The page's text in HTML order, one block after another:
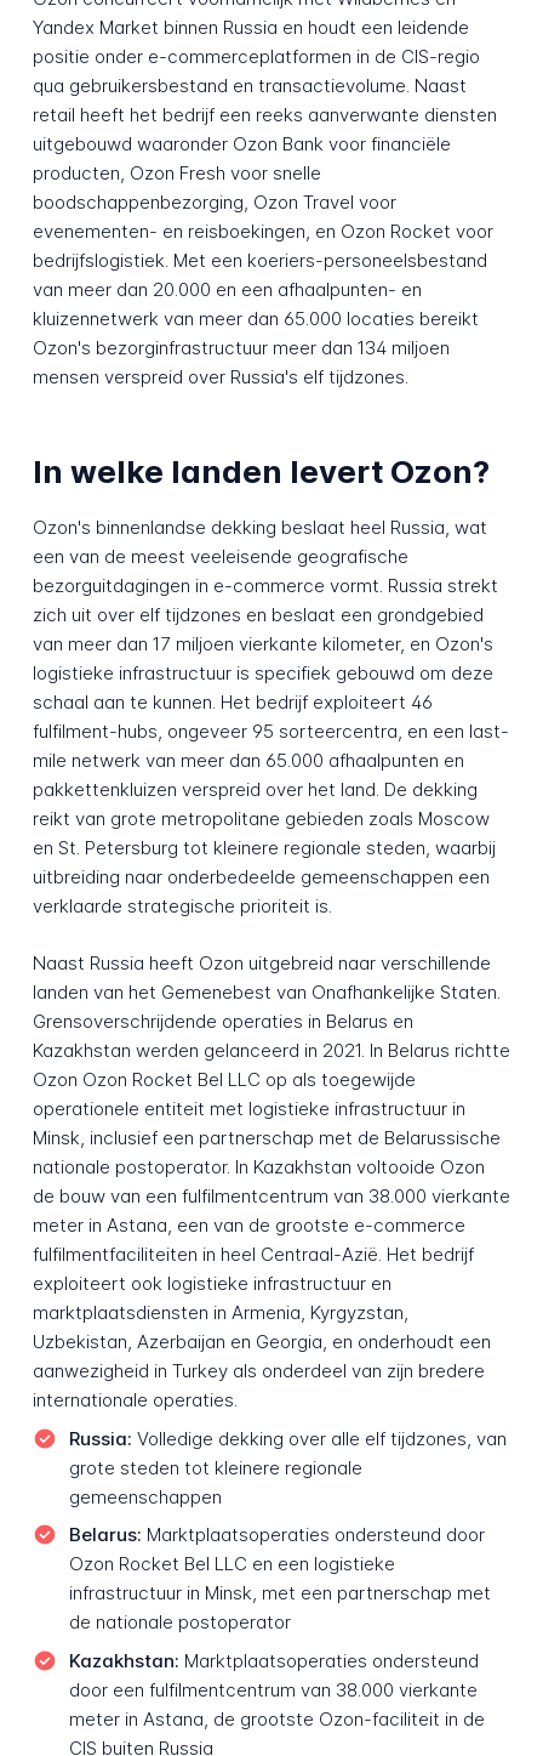
Yandex Market binnen Russia en houdt een leidende
positie onder e-commerceplatformen in de CIS-regio
qua gebruikersbestand en transactievolume. Naast
retail heeft het bedrijf een reeks aanverwante diensten
uitgebouwd waaronder Ozon Bank voor financiële
producten, Ozon Fresh voor snelle
boodschappenbezorging, Ozon Travel voor
evenementen- en reisboekingen, en Ozon Rocket voor
bedrijfslogistiek. Met een koeriers-personeelsbestand
van meer dan 20.000 en een afhaalpunten- en
kluizennetwerk van meer dan 65.000 locaties bereikt
Ozon's bezorginfrastructuur meer dan 134 miljoen
mensen verspreid over Russia's elf tijdzones.
In welke landen levert Ozon?
Ozon's binnenlandse dekking beslaat heel Russia, wat
een van de meest veeleisende geografische
bezorguitdagingen in e-commerce vormt. Russia strekt
zich uit over elf tijdzones en beslaat een grondgebied
van meer dan 17 miljoen vierkante kilometer, en Ozon's
logistieke infrastructuur is specifiek gebouwd om deze
schaal aan te kunnen. Het bedrijf exploiteert 46
fulfilment-hubs, ongeveer 95 sorteercentra, en een last-
mile netwerk van meer dan 65.000 afhaalpunten en
pakkettenkluizen verspreid over het land. De dekking
reikt van grote metropolitane gebieden zoals Moscow
en St. Petersburg tot kleinere regionale steden, waarbij
uitbreiding naar onderbedeelde gemeenschappen een
verklaarde strategische prioriteit is.
Naast Russia heeft Ozon uitgebreid naar verschillende
landen van het Gemenebest van Onafhankelijke Staten.
Grensoverschrijdende operaties in Belarus en
Kazakhstan werden gelanceerd in 2021. In Belarus richtte
Ozon Ozon Rocket Bel LLC op als toegewijde
operationele entiteit met logistieke infrastructuur in
Minsk, inclusief een partnerschap met de Belarussische
nationale postoperator. In Kazakhstan voltooide Ozon
de bouw van een fulfilmentcentrum van 38.000 vierkante
meter in Astana, een van de grootste e-commerce
fulfilmentfaciliteiten in heel Centraal-Azië. Het bedrijf
exploiteert ook logistieke infrastructuur en
marktplaatsdiensten in Armenia, Kyrgyzstan,
Uzbekistan, Azerbaijan en Georgia, en onderhoudt een
aanwezigheid in Turkey als onderdeel van zijn bredere
internationale operaties.
Russia: Volledige dekking over alle elf tijdzones, van
grote steden tot kleinere regionale
gemeenschappen
Belarus: Marktplaatsoperaties ondersteund door
Ozon Rocket Bel LLC en een logistieke
infrastructuur in Minsk, met een partnerschap met
de nationale postoperator
Kazakhstan: Marktplaatsoperaties ondersteund
door een fulfilmentcentrum van 38.000 vierkante
meter in Astana, de grootste Ozon-faciliteit in de
CIS buiten Russia